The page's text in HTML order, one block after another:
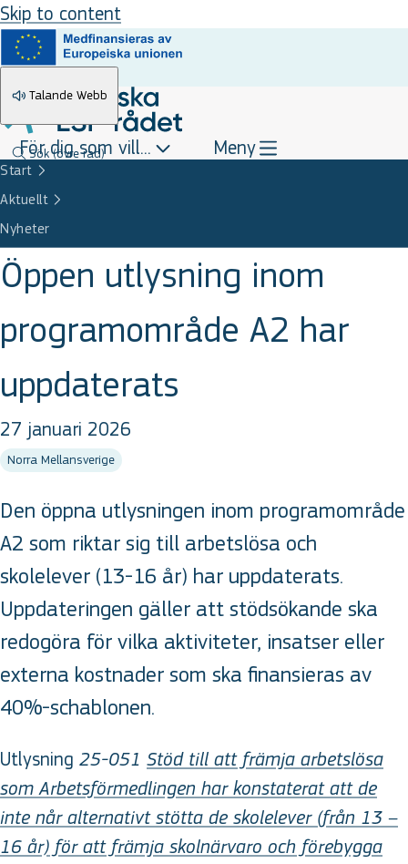
Skip to content
Talande Webb
Sök(övre rad)
För dig som vill... Meny
Start
Aktuellt
Nyheter
Öppen utlysning inom
programområde A2 har
uppdaterats
27 januari 2026
Norra Mellansverige
Den öppna utlysningen inom programområde
A2 som riktar sig till arbetslösa och
skolelever (13-16 år) har uppdaterats.
Uppdateringen gäller att stödsökande ska
redogöra för vilka aktiviteter, insatser eller
externa kostnader som ska finansieras av
40%-schablonen.
Utlysning 25-051 Stöd till att främja arbetslösa
som Arbetsförmedlingen har konstaterat att de
inte når alternativt stötta de skolelever (från 13 –
16 år) för att främja skolnärvaro och förebygga